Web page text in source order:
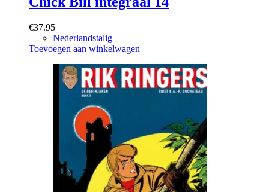
€37.95
Nederlandstalig
Toevoegen aan winkelwagen